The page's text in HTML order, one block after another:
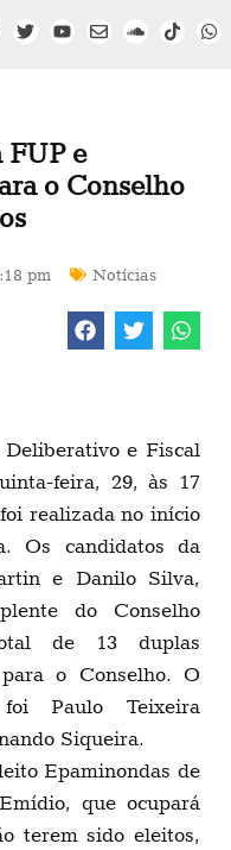
FUP e
o Conselho
pm Notícias
e Fiscal
feira, 29, às 17
realizada no início
Os candidatos da
e Danilo Silva,
do Conselho
de 13 duplas
o Conselho. O
Paulo Teixeira
Siqueira.
Epaminondas de
que ocupará
terem sido eleitos,